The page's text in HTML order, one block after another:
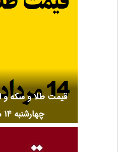
قیمت طلا و سکه و
چهارشنبه ۱۴ مرداد ۱۴۰۵